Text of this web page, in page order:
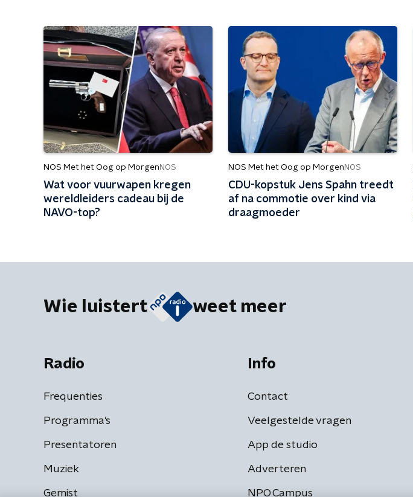
NOS Met het Oog op Morgen NOS
Wat voor vuurwapen kregen
wereldleiders cadeau bij de
NAVO-top?
NOS Met het Oog op Morgen NOS
CDU-kopstuk Jens Spahn treedt
af na commotie over kind via
draagmoeder
Wie luistert weet meer
Radio
Frequenties
Programma's
Presentatoren
Muziek
Gemist
Info
Contact
Veelgestelde vragen
App de studio
Adverteren
NPO Campus